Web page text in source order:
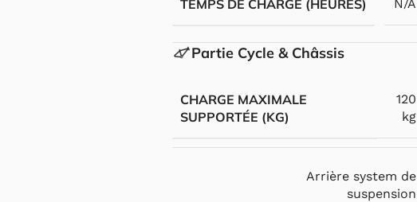
TEMPS DE CHARGE (HEURES) N/A
Partie Cycle & Châssis
CHARGE MAXIMALE
SUPPORTÉE (KG)
120
kg
Arrière system de
suspension